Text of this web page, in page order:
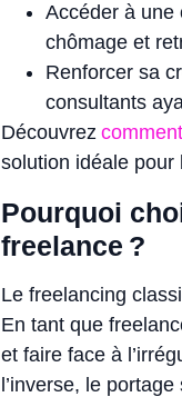
Accéder à une
chômage et
Renforcer sa
consultants
Découvrez
solution idéale pour
Pourquoi
freelance ?
Le freelancing
En tant que
et faire face à
l’inverse, le